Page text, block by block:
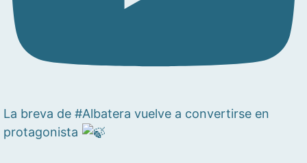
La breva de #Albatera vuelve a convertirse en
protagonista